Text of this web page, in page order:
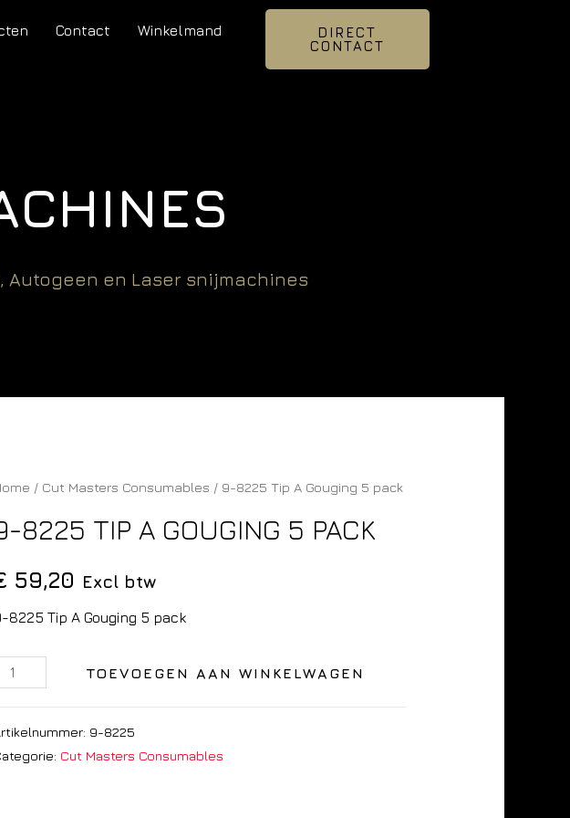
Contact Winkelmand
DIRECT
CONTACT
en Laser snijmachines
/ Cut Masters Consumables / 9-8225 Tip A Gouging 5 pack
8225 TIP A GOUGING 5 PACK
59,20 Excl btw
8225 Tip A Gouging 5 pack
TOEVOEGEN AAN WINKELWAGEN
9-8225
Cut Masters Consumables